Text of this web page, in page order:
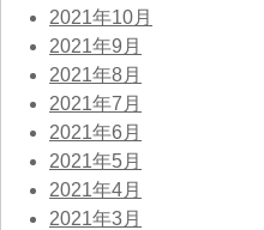
2021年10月
2021年9月
2021年8月
2021年7月
2021年6月
2021年5月
2021年4月
2021年3月